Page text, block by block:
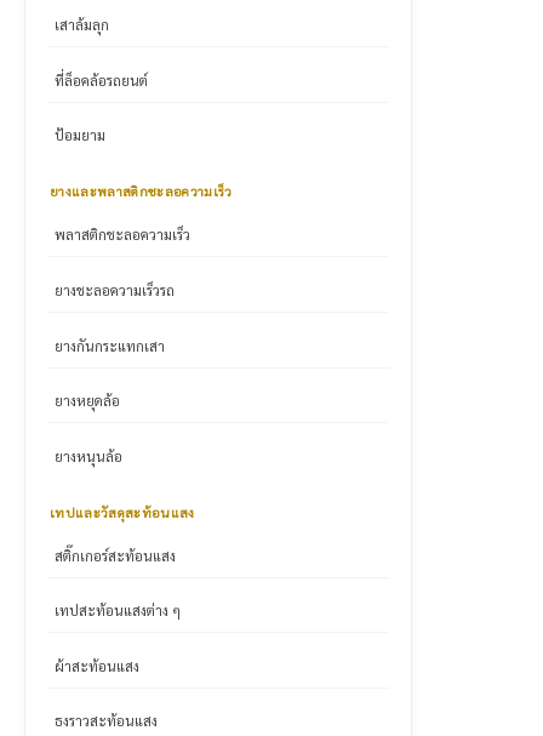
เสาล้มลุก
ที่ล็อคล้อรถยนต์
ป้อมยาม
ยางและพลาสติกชะลอความเร็ว
พลาสติกชะลอความเร็ว
ยางชะลอความเร็วรถ
ยางกันกระแทกเสา
ยางหยุดล้อ
ยางหนุนล้อ
เทปและวัสดุสะท้อนแสง
สติ๊กเกอร์สะท้อนแสง
เทปสะท้อนแสงต่าง ๆ
ผ้าสะท้อนแสง
ธงราวสะท้อนแสง